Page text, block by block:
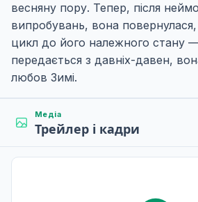
весняну пору. Тепер, після
випробувань, вона
цикл до його належного стану —
передається з давніх-давен,
любов Зимі.
Медіа
Трейлер і кадри